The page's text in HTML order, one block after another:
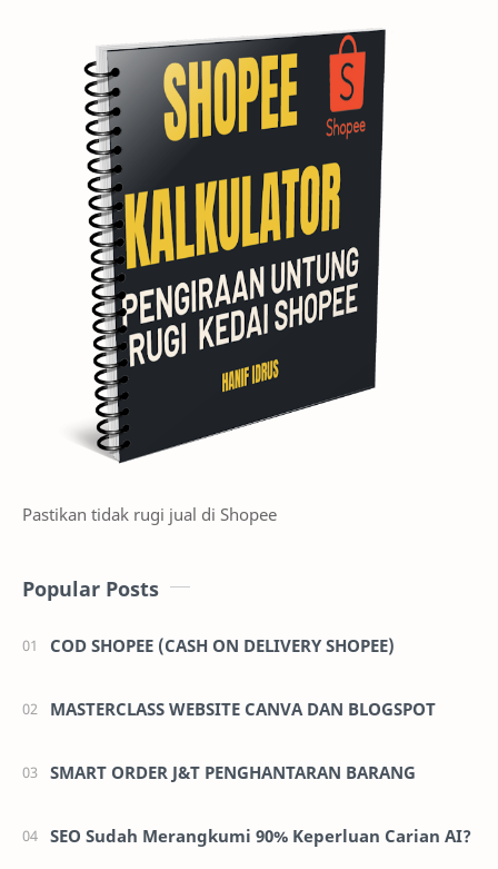
Pastikan tidak rugi jual di Shopee
Popular Posts
COD SHOPEE (CASH ON DELIVERY SHOPEE)
MASTERCLASS WEBSITE CANVA DAN BLOGSPOT
SMART ORDER J&T PENGHANTARAN BARANG
SEO Sudah Merangkumi 90% Keperluan Carian AI?